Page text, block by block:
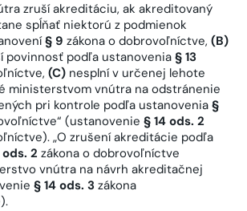
zruší akreditáciu, ak akreditovaný
spĺňať niektorú z podmienok
§ 9 zákona o dobrovoľníctve, (B)
povinnosť podľa ustanovenia § 13
(C) nesplní v určenej lehote
ministerstvom vnútra na odstránenie
pri kontrole podľa ustanovenia §
(ustanovenie § 14 ods. 2
„O zrušení akreditácie podľa
ods. 2 zákona o dobrovoľníctve
vnútra na návrh akreditačnej
§ 14 ods. 3 zákona